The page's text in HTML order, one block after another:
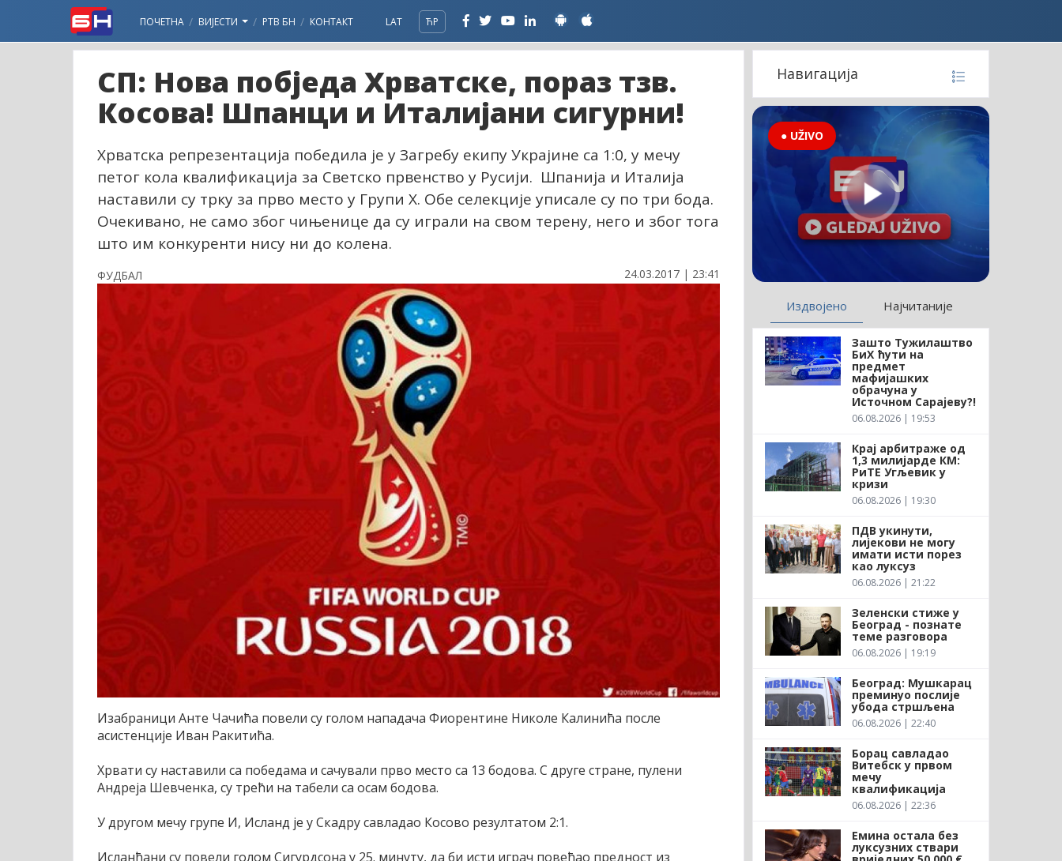
ПОЧЕТНА ВИЈЕСТИ РТВ БН КОНТАКТ LAT ЋР
СП: Нова побједа Хрватске, пораз тзв.
Косова! Шпанци и Италијани сигурни!
Хрватска репрезентација победила је у Загребу екипу Украјине са 1:0, у мечу
петог кола квалификација за Светско првенство у Русији. Шпанија и Италија
наставили су трку за прво место у Групи Х. Обе селекције уписале су по три бода.
Очекивано, не само због чињенице да су играли на свом терену, него и због тога
што им конкуренти нису ни до колена.
ФУДБАЛ 24.03.2017 | 23:41
Изабраници Анте Чачића повели су голом нападача Фиорентине Николе Калинића после
асистенције Иван Ракитића.
Хрвати су наставили са победама и сачували прво место са 13 бодова. С друге стране, пулени
Андреја Шевченка, су трећи на табели са осам бодова.
У другом мечу групе И, Исланд је у Скадру савладао Косово резултатом 2:1.
Исланђани су повели голом Сигурдсона у 25. минуту, да би исти играч повећао предност из
Навигација
● UŽIVO
Издвојено Најчитаније
Зашто Тужилаштво
БиХ ћути на
предмет
мафијашких
обрачуна у
Источном Сарајеву?!
06.08.2026 | 19:53
Крај арбитраже од
1,3 милијарде КМ:
РиТЕ Угљевик у
кризи
06.08.2026 | 19:30
ПДВ укинути,
лијекови не могу
имати исти порез
као луксуз
06.08.2026 | 21:22
Зеленски стиже у
Београд - познате
теме разговора
06.08.2026 | 19:19
Београд: Мушкарац
преминуо послије
убода стршљена
06.08.2026 | 22:40
Борац савладао
Витебск у првом
мечу
квалификација
06.08.2026 | 22:36
Емина остала без
луксузних ствари